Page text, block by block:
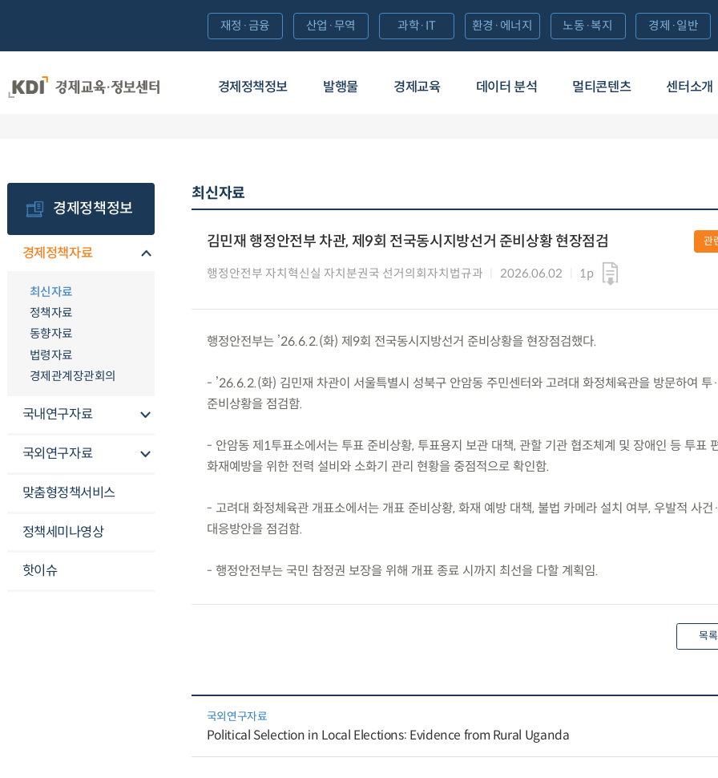
경제정책정보 발행물 경제교육 데이터 분석 멀티콘텐츠 센터소개
재정·금융 산업·무역 과학·IT 환경·에너지 노동·복지 경제·일반
경제정책정보
경제정책자료
최신자료
정책자료
동향자료
법령자료
경제관계장관회의
국내연구자료
국외연구자료
맞춤형정책서비스
정책세미나영상
핫이슈
최신자료
김민재 행정안전부 차관, 제9회 전국동시지방선거 준비상황 현장점검
행정안전부 자치혁신실 자치분권국 선거의회자치법규과 2026.06.02 1p
관
행정안전부는 ’26.6.2.(화) 제9회 전국동시지방선거 준비상황을 현장점검했다.
- ’26.6.2.(화) 김민재 차관이 서울특별시 성북구 안암동 주민센터와 고려대 화정체육관을 방문하여 투
준비상황을 점검함.
- 안암동 제1투표소에서는 투표 준비상황, 투표용지 보관 대책, 관할 기관 협조체계 및 장애인 등 투표
화재예방을 위한 전력 설비와 소화기 관리 현황을 중점적으로 확인함.
- 고려대 화정체육관 개표소에서는 개표 준비상황, 화재 예방 대책, 불법 카메라 설치 여부, 우발적 사건
대응방안을 점검함.
- 행정안전부는 국민 참정권 보장을 위해 개표 종료 시까지 최선을 다할 계획임.
목
국외연구자료
Political Selection in Local Elections: Evidence from Rural Uganda